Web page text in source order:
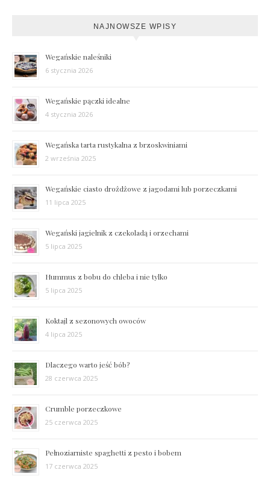
NAJNOWSZE WPISY
Wegańskie naleśniki
6 stycznia 2026
Wegańskie pączki idealne
4 stycznia 2026
Wegańska tarta rustykalna z brzoskwiniami
2 września 2025
Wegańskie ciasto drożdżowe z jagodami lub porzeczkami
11 lipca 2025
Wegański jagielnik z czekoladą i orzechami
5 lipca 2025
Hummus z bobu do chleba i nie tylko
5 lipca 2025
Koktajl z sezonowych owoców
4 lipca 2025
Dlaczego warto jeść bób?
28 czerwca 2025
Crumble porzeczkowe
25 czerwca 2025
Pełnoziarniste spaghetti z pesto i bobem
17 czerwca 2025